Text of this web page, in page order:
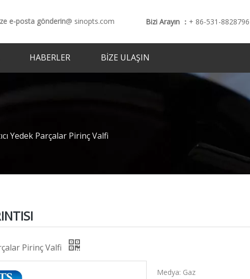
e-posta gönderin@ sinopts.com Bizi Arayın ： + 86-531-
HABERLER BIZE ULAŞIN
Yedek Parçalar Pirinç Valfi
Pirinç Valfi
Medya: Gaz